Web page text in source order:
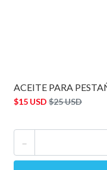
ACEITE PARA
$15 USD $25 USD
-